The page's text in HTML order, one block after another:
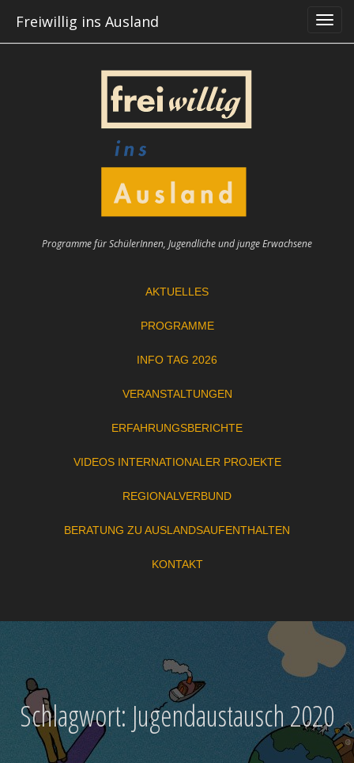
Freiwillig ins Ausland
Programme für SchülerInnen, Jugendliche und junge Erwachsene
AKTUELLES
PROGRAMME
INFO TAG 2026
VERANSTALTUNGEN
ERFAHRUNGSBERICHTE
VIDEOS INTERNATIONALER PROJEKTE
REGIONALVERBUND
BERATUNG ZU AUSLANDSAUFENTHALTEN
KONTAKT
Schlagwort: Jugendaustausch 2020